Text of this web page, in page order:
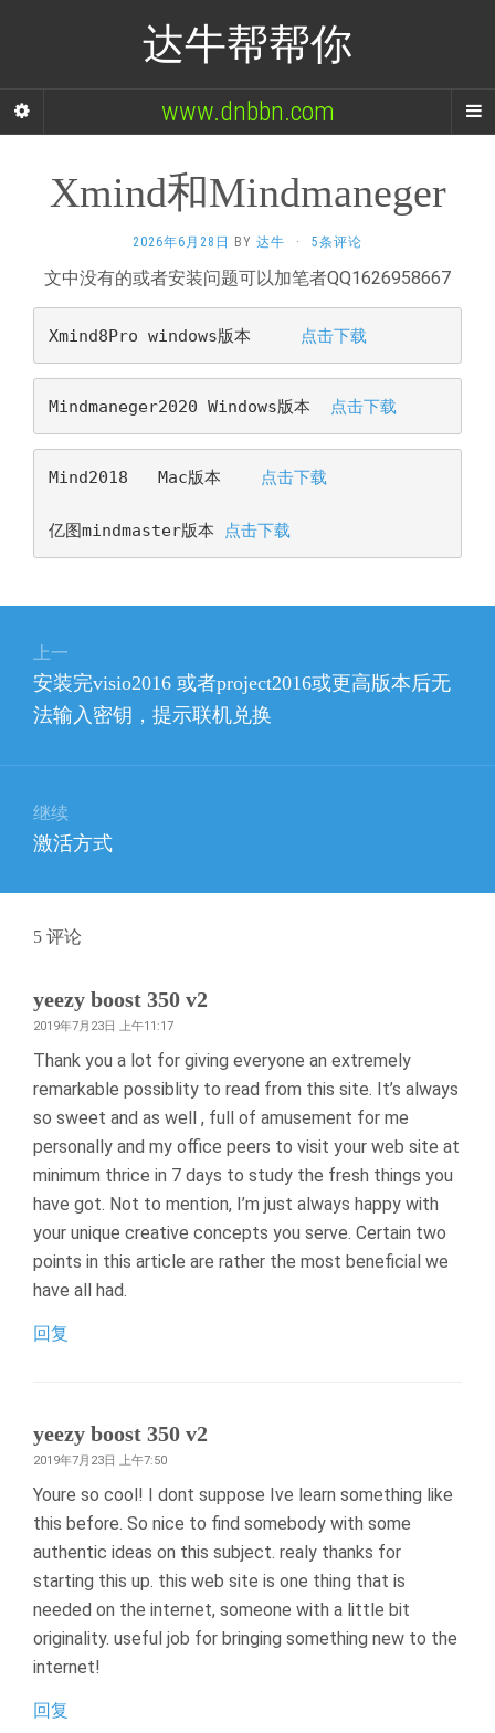
达牛帮帮你
www.dnbbn.com
Xmind和Mindmaneger
2026年6月28日 BY 达牛 · 5条评论
文中没有的或者安装问题可以加笔者QQ1626958667
Xmind8Pro windows版本 点击下载
Mindmaneger2020 Windows版本 点击下载
Mind2018   Mac版本 点击下载
亿图mindmaster版本 点击下载
上一
上
篇
安装完visio2016 或者project2016或更高版本后无
法输入密钥，提示联机兑换
继续
下
文
章：
激活方式
5 评论
yeezy boost 350 v2
2019年7月23日 上午11:17
Thank you a lot for giving everyone an extremely
remarkable possiblity to read from this site. It’s always
so sweet and as well , full of amusement for me
personally and my office peers to visit your web site at
minimum thrice in 7 days to study the fresh things you
have got. Not to mention, I’m just always happy with
your unique creative concepts you serve. Certain two
points in this article are rather the most beneficial we
have all had.
回复
yeezy boost 350 v2
2019年7月23日 上午7:50
Youre so cool! I dont suppose Ive learn something like
this before. So nice to find somebody with some
authentic ideas on this subject. realy thanks for
starting this up. this web site is one thing that is
needed on the internet, someone with a little bit
originality. useful job for bringing something new to the
internet!
回复